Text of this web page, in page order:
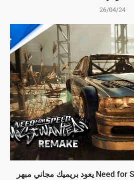
26/04/24
Need for Speed Underground 2 يعود بريميك مجاني مبهر